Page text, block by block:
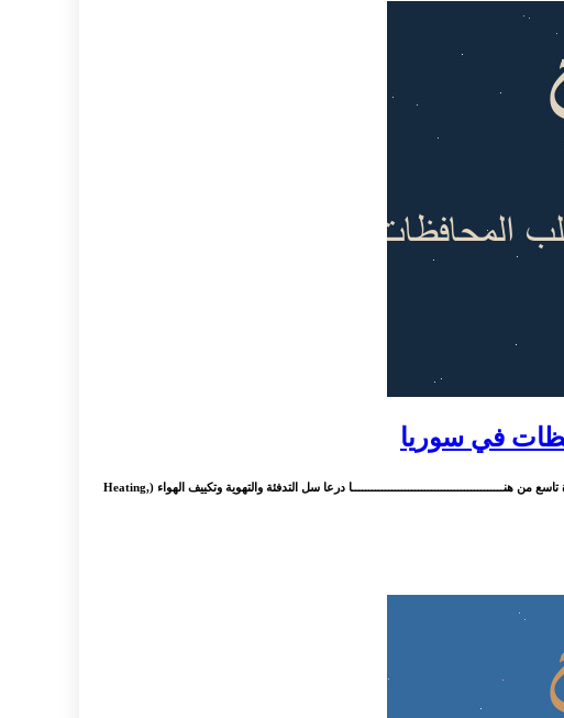
: سلم تصحيح اللغة الانكليزية شهادة التعليم الاساسي دورة لأغلب المحافظات سلم التصحيح للإنكليزي تاسع لاغلب المحافظات دمشق سلم تصحيح اللغة الانكليزة تاسع من هنــــــــــــــــــــــــــــــــــــــــــــــا درعا سل التدفئة والتهوية وتكييف الهواء (Heating,